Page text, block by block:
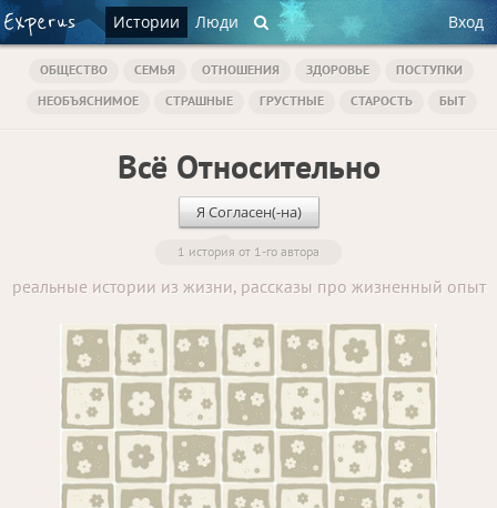
Истории Люди Вход
ОБЩЕСТВО СЕМЬЯ ОТНОШЕНИЯ ЗДОРОВЬЕ
ПОСТУПКИ
НЕОБЪЯСНИМОЕ
СТРАШНЫЕ ГРУСТНЫЕ СТАРОСТЬ БЫТ
Всё Относительно
Я Согласен(-на)
1 история от 1-го автора
реальные истории из жизни, рассказы про жизненный опыт